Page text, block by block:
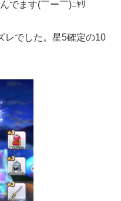
でます(￣ー￣)ﾆﾔﾘ
レでした。星5確定の10